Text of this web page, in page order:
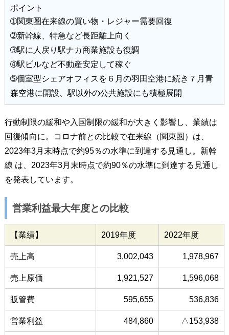
ポイント
➀関東圏在来線の買い物・レジャー需要回復
➁新幹線、特急など長距離上向く
➂駅に人戻り駅ナカ商業施設も復調
➃駅ビルなど不動産安定して稼ぐ
➄個室型シェアオフィスを６月の羽田空港に続き７月青
森空港に開設、駅以外の公共施設にも積極展開
行動制限の緩和や入国制限の緩和が大きく影響し、業績は
回復傾向に。コロナ前との比較で在来線（関東圏）は、
2023年3月末時点で約95％の水準に到達する見通し。新幹
線 は、2023年3月末時点で約90％の水準に到達する見通し
を発表しています。
営業利益最大年度との比較
【業績】 2019年度 2022年度
売上高 3,002,043 1,978,967
売上原価 1,921,527 1,596,068
販管費 595,655 536,836
営業利益 484,860 △153,938